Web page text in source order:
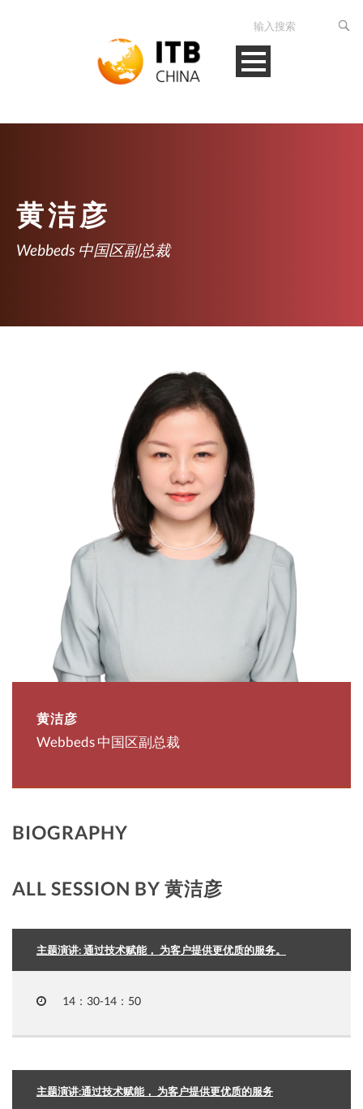
English
黄洁彦
Webbeds 中国区副总裁
黄洁彦
Webbeds 中国区副总裁
BIOGRAPHY
ALL SESSION BY 黄洁彦
主题演讲: 通过技术赋能， 为客户提供更优质的服务。
14：30-14：50
主题演讲:通过技术赋能， 为客户提供更优质的服务